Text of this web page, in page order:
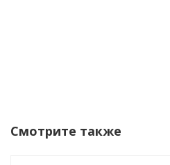
Смотрите также